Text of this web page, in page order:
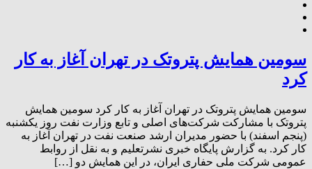
سومین همایش پتروتک در تهران آغاز به کار
کرد
سومین همایش پتروتک در تهران آغاز به کار کرد سومین همایش
پتروتک با مشارکت شرکت‌های اصلی و تابع وزارت نفت روز یکشنبه
(پنجم اسفند) با حضور مدیران ارشد صنعت نفت در تهران آغاز به
کار کرد. به گزارش پایگاه خبری نشرتعلیم و به نقل از روابط
عمومی شرکت ملی حفاری ایران، در این همایش دو […]